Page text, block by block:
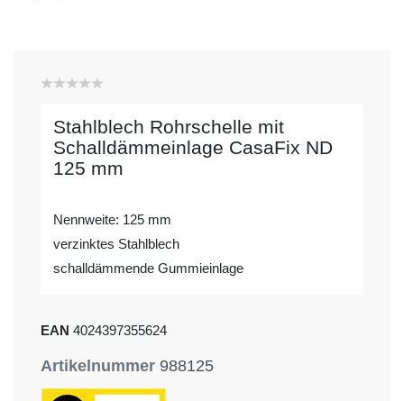
Stahlblech Rohrschelle mit
Schalldämmeinlage CasaFix ND
125 mm
Nennweite: 125 mm
verzinktes Stahlblech
schalldämmende Gummieinlage
EAN 4024397355624
Artikelnummer 988125